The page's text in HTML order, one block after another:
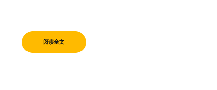
阅读全文